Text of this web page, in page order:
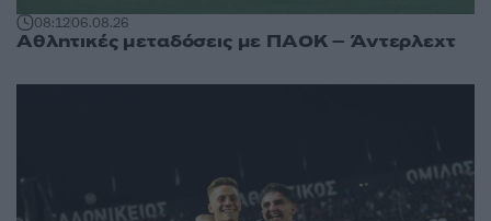
08:1206.08.26
Αθλητικές μεταδόσεις με ΠΑΟΚ – Άντερλεχτ